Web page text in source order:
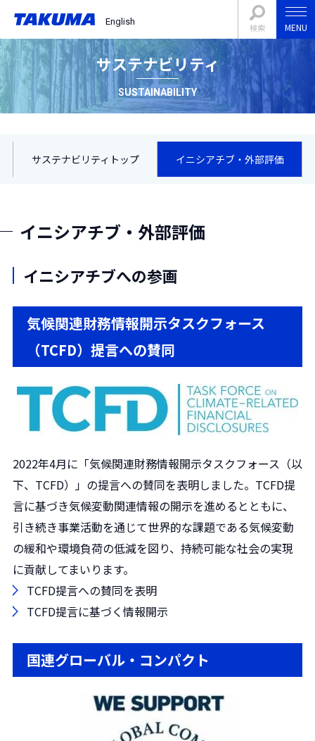
English
検索 MENU
サステナビリティ
SUSTAINABILITY
サステナビリティトップ イニシアチブ・外部評価
イニシアチブ・外部評価
イニシアチブへの参画
気候関連財務情報開示タスクフォース
（TCFD）提言への賛同
2022年4月に「気候関連財務情報開示タスクフォース（以
下、TCFD）」の提言への賛同を表明しました。TCFD提
言に基づき気候変動関連情報の開示を進めるとともに、
引き続き事業活動を通じて世界的な課題である気候変動
の緩和や環境負荷の低減を図り、持続可能な社会の実現
に貢献してまいります。
TCFD提言への賛同を表明
TCFD提言に基づく情報開示
国連グローバル・コンパクト